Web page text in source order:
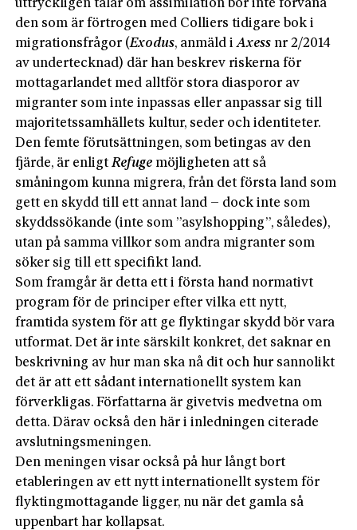
uttryckligen talar om assimilation bör inte förvåna
den som är förtrogen med Colliers tidigare bok i
migrationsfrågor (Exodus, anmäld iAxess nr 2/2014
av undertecknad) där han beskrev riskerna för
mottagarlandet med alltför stora diasporor av
migranter som inte inpassas eller anpassar sig till
majoritetssamhällets kultur, seder och identiteter.
Den femte förutsättningen, som betingas av den
fjärde, är enligtRefuge möjligheten att så
småningom kunna migrera, från det första land som
gett en skydd till ett annat land – dock inte som
skyddssökande (inte som ”asylshopping”, således),
utan på samma villkor som andra migranter som
söker sig till ett specifikt land.
Som framgår är detta ett i första hand normativt
program för de principer efter vilka ett nytt,
framtida system för att ge flyktingar skydd bör vara
utformat. Det är inte särskilt konkret, det saknar en
beskrivning av hur man ska nå dit och hur sannolikt
det är att ett sådant internationellt system kan
förverkligas. Författarna är givetvis medvetna om
detta. Därav också den här i inledningen citerade
avslutningsmeningen.
Den meningen visar också på hur långt bort
etableringen av ett nytt internationellt system för
flyktingmottagande ligger, nu när det gamla så
uppenbart har kollapsat.